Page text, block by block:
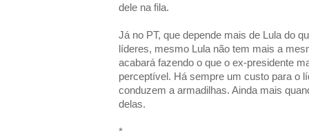
dele na fila.
Já no PT, que depende mais de Lula do
líderes, mesmo Lula não tem mais a
acabará fazendo o que o ex-presidente
perceptível. Há sempre um custo para o
conduzem a armadilhas. Ainda mais
delas.
*